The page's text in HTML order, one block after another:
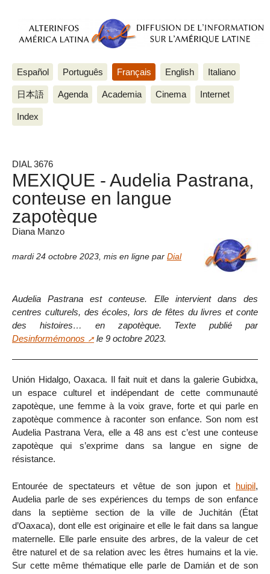
Español Português Français English Italiano
日本語 Agenda Academia Cinema Internet
Index
DIAL 3676
MEXIQUE - Audelia Pastrana,
conteuse en langue
zapotèque
Diana Manzo
mardi 24 octobre 2023 mis en ligne par Dial
Audelia Pastrana est conteuse. Elle intervient dans des
centres culturels, des écoles, lors de fêtes du livres et conte
des histoires… en zapotèque. Texte publié par
Desinformémonos
le 9 octobre 2023.
Unión Hidalgo, Oaxaca. Il fait nuit et dans la galerie Gubidxa,
un espace culturel et indépendant de cette communauté
zapotèque, une femme à la voix grave, forte et qui parle en
zapotèque commence à raconter son enfance. Son nom est
Audelia Pastrana Vera, elle a 48 ans est c’est une conteuse
zapotèque qui s’exprime dans sa langue en signe de
résistance.
Entourée de spectateurs et vêtue de son jupon et huipil,
Audelia parle de ses expériences du temps de son enfance
dans la septième section de la ville de Juchitán (État
d’Oaxaca), dont elle est originaire et elle le fait dans sa langue
maternelle. Elle parle ensuite des arbres, de la valeur de cet
être naturel et de sa relation avec les êtres humains et la vie.
Sur cette même thématique elle parle de Damián et de son